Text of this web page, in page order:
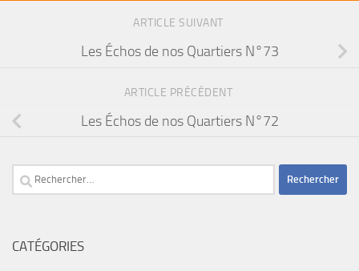
ARTICLE SUIVANT
Les Échos de nos Quartiers N°73
ARTICLE PRÉCÉDENT
Les Échos de nos Quartiers N°72
Rechercher :
CATÉGORIES